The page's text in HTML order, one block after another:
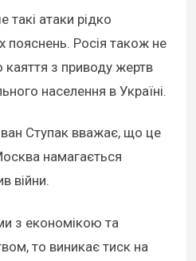
атаки рідко
пояснень. Росія також не
з приводу жертв
населення в Україні.
Ступак вважає, що це
намагається
війни.
з економікою та
то виникає тиск на